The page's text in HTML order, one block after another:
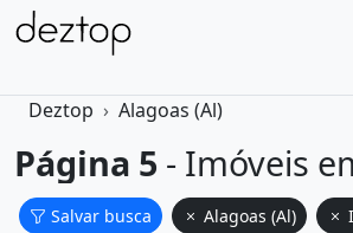
Deztop Alagoas (Al)
Página 5 - Imóveis em
Salvar busca Alagoas (Al)